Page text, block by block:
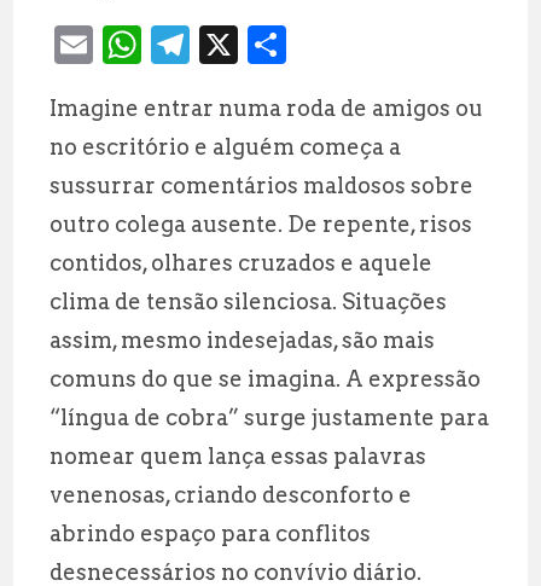
E
ai
l
W
at
s
A
p
p
T
e
g
r
a
m
X
a
r
e
Imagine entrar numa roda de amigos ou
no escritório e alguém começa a
sussurrar comentários maldosos sobre
outro colega ausente. De repente, risos
contidos, olhares cruzados e aquele
clima de tensão silenciosa. Situações
assim, mesmo indesejadas, são mais
comuns do que se imagina. A expressão
“língua de cobra” surge justamente para
nomear quem lança essas palavras
venenosas, criando desconforto e
abrindo espaço para conflitos
desnecessários no convívio diário.